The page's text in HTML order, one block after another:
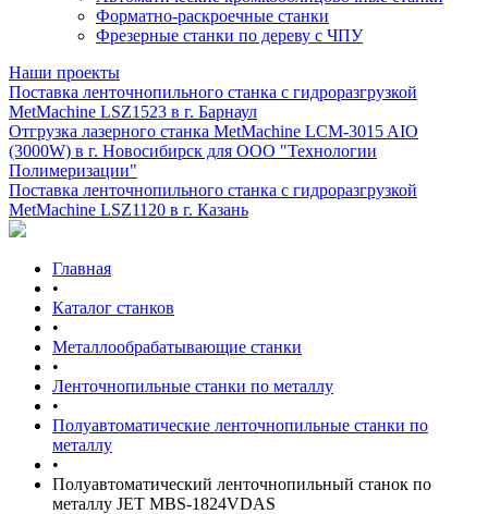
Форматно-раскроечные станки
Фрезерные станки по дереву с ЧПУ
Наши проекты
Поставка ленточнопильного станка c гидроразгрузкой
MetMachine LSZ1523 в г. Барнаул
Отгрузка лазерного станка MetMachine LCM-3015 AIO
(3000W) в г. Новосибирск для ООО "Технологии
Полимеризации"
Поставка ленточнопильного станка c гидроразгрузкой
MetMachine LSZ1120 в г. Казань
Главная
•
Каталог станков
•
Металлообрабатывающие станки
•
Ленточнопильные станки по металлу
•
Полуавтоматические ленточнопильные станки по
металлу
•
Полуавтоматический ленточнопильный станок по
металлу JET MBS-1824VDAS